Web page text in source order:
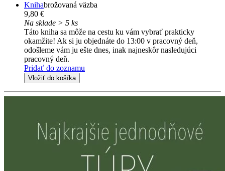
Knihabrožovaná väzba
9,80 €
Na sklade > 5 ks
Táto kniha sa môže na cestu ku vám vybrať prakticky
okamžite! Ak si ju objednáte do 13:00 v pracovný deň,
odošleme vám ju ešte dnes, inak najneskôr nasledujúci
pracovný deň.
Pridať do zoznamu
Vložiť do košíka